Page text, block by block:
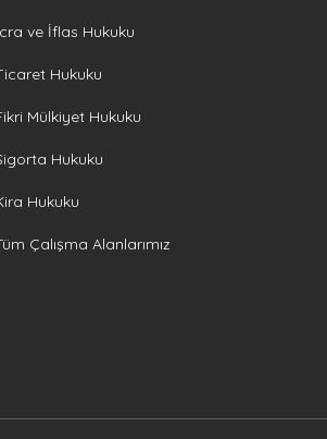
ve İflas Hukuku
Hukuku
Mülkiyet Hukuku
Hukuku
Hukuku
Çalışma Alanlarımız